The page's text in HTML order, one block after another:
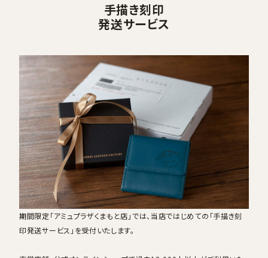
手描き刻印
発送サービス
期間限定「アミュプラザくまもと店」では、当店ではじめての「手描き刻
印発送サービス」を受付いたします。